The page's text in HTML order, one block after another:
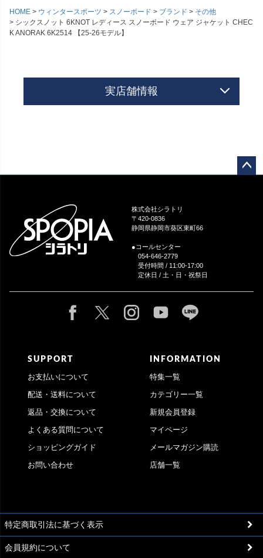
HOME
ウィンタースポーツ スノーボード ブランド
その他
シックスノット 6KNOT レディース スノーボード ウェア ジャケット CHEC
K ANORAK 6K2514 【25-26モデル】
実店舗情報
株式会社シラトリ
〒420-0836
静岡県静岡市葵区東町66
●コールセンター
054-646-2779
受付時間 / 11:00-17:00
定休日 / 土・日・祝祭日
SUPPORT
お支払いについて
配送・送料について
返品・交換について
よくある質問について
ショッピングガイド
お問い合わせ
INFORMATION
特集一覧
カテゴリー一覧
新規会員登録
マイページ
メールマガジン購読
店舗一覧
特定商取引法に基づく表示
会員規約について